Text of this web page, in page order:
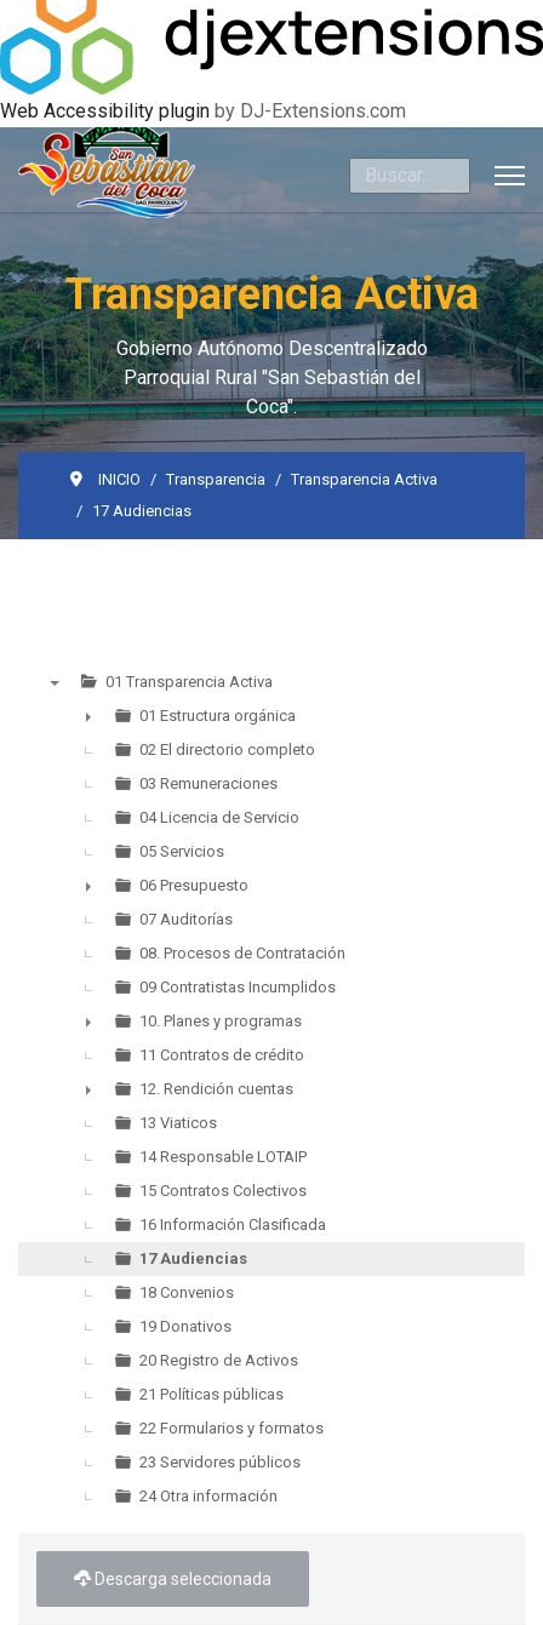
Web Accessibility plugin by DJ-Extensions.com
Buscar
Transparencia Activa
Gobierno Autónomo Descentralizado
Parroquial Rural "San Sebastián del
Coca".
INICIO Transparencia
Transparencia Activa
17 Audiencias
01 Transparencia Activa
►
01 Estructura orgánica
02 El directorio completo
03 Remuneraciones
04 Licencia de Servicio
05 Servicios
►
06 Presupuesto
07 Auditorías
08. Procesos de Contratación
09 Contratistas Incumplidos
►
10. Planes y programas
11 Contratos de crédito
►
12. Rendición cuentas
13 Viaticos
14 Responsable LOTAIP
15 Contratos Colectivos
16 Información Clasificada
17 Audiencias
18 Convenios
19 Donativos
20 Registro de Activos
21 Políticas públicas
22 Formularios y formatos
23 Servidores públicos
24 Otra información
Descarga seleccionada